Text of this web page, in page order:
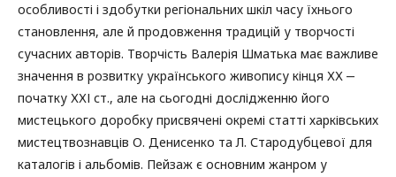
особливості і здобутки регіональних шкіл часу їхнього
становлення, але й продовження традицій у творчості
сучасних авторів. Творчість Валерія Шматька має важливе
значення в розвитку українського живопису кінця ХХ ‒
початку ХХІ ст., але на сьогодні дослідженню його
мистецького доробку присвячені окремі статті харківських
мистецтвознавців О. Денисенко та Л. Стародубцевої для
каталогів і альбомів. Пейзаж є основним жанром у